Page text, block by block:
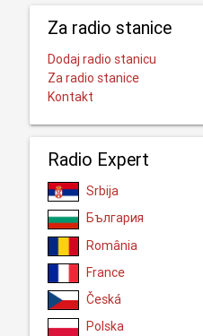
Za radio stanice
Dodaj radio stanicu
Za radio stanice
Kontakt
Radio Expert
Srbija
България
România
France
Česká
Polska